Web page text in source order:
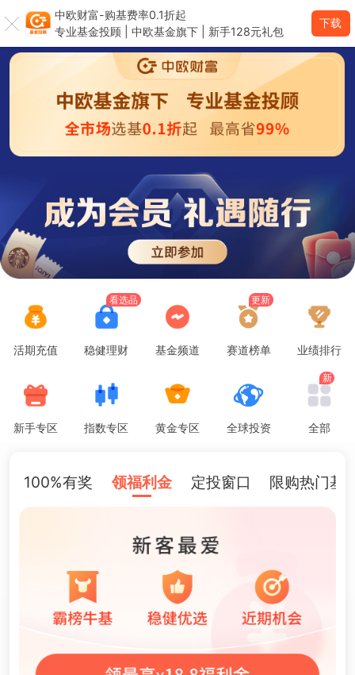
中欧财富-购基费率0.1折起
专业基金投顾 | 中欧基金旗下 | 新手128元礼包
下载
大幅跑赢！查看热门赛道榜单>
市场震荡期=定投黄金期！领定投福利→
活期充值
看选品
稳健理财 基金频道
更新
赛道榜单 业绩排行
新手专区 指数专区 黄金专区 全球投资
新
全部
100%有奖 领福利金 定投窗口 限购热门基